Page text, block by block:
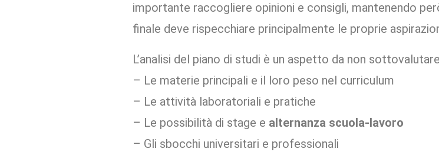
importante raccogliere opinioni e consigli, mantenendo
finale deve rispecchiare principalmente le proprie
L’analisi del piano di studi è un aspetto da non
– Le materie principali e il loro peso nel curriculum
– Le attività laboratoriali e pratiche
– Le possibilità di stage e alternanza scuola-lavoro
– Gli sbocchi universitari e professionali